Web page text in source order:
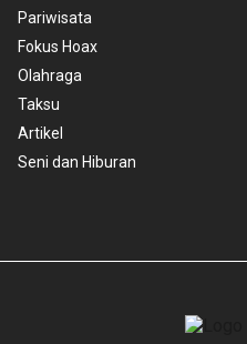
Pariwisata
Fokus Hoax
Olahraga
Taksu
Artikel
Seni dan Hiburan